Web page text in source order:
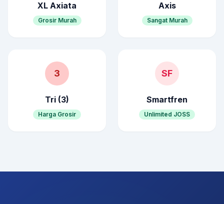
XL Axiata
Grosir Murah
Axis
Sangat Murah
3
Tri (3)
Harga Grosir
SF
Smartfren
Unlimited JOSS